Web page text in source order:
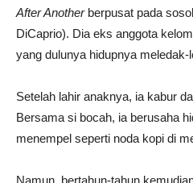
After Anotherberpusat pada
DiCaprio). Dia eks anggota
yang dulunya hidupnya
Setelah lahir anaknya, ia kabur
Bersama si bocah, ia berusaha
menempel seperti noda kopi di